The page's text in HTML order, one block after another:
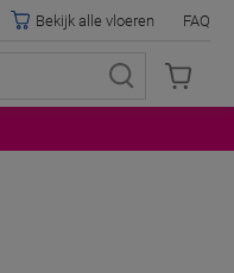
Bekijk alle vloeren FAQ